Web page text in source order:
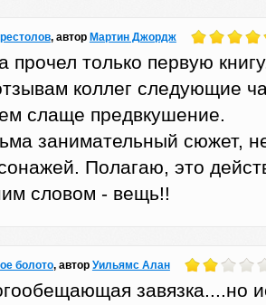
, автор Мартин Джордж
прочел только первую
коллег следующие
слаще предвкушение.
занимательный сюжет,
Полагаю, это
словом - вещь!!
болото, автор Уильямс Алан
завязка....но